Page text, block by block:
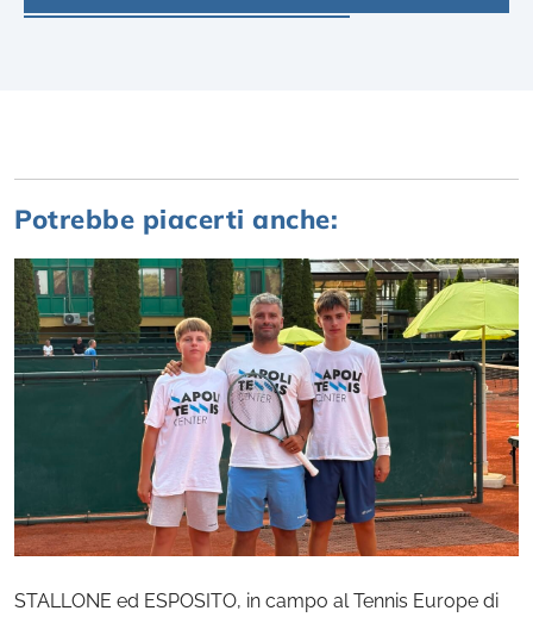
Potrebbe piacerti anche:
STALLONE ed ESPOSITO, in campo al Tennis Europe di